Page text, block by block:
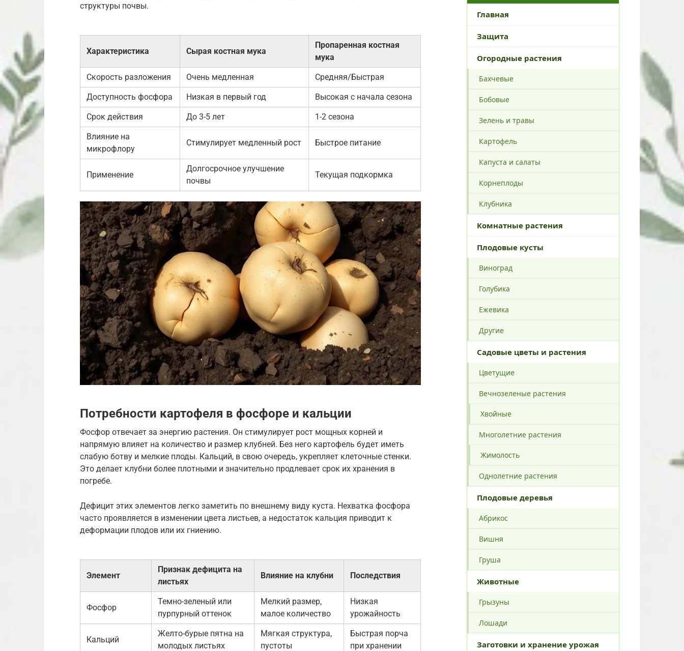
структуры почвы.
Характеристика Сырая костная мука
Пропаренная костная
мука
Скорость разложения Очень медленная Средняя/Быстрая
Доступность фосфора Низкая в первый год Высокая с начала сезона
Срок действия До 3-5 лет 1-2 сезона
Влияние на
микрофлору
Стимулирует медленный рост Быстрое питание
Применение
Долгосрочное улучшение
почвы
Текущая подкормка
Потребности картофеля в фосфоре и кальции
Фосфор отвечает за энергию растения. Он стимулирует рост мощных корней и
напрямую влияет на количество и размер клубней. Без него картофель будет иметь
слабую ботву и мелкие плоды. Кальций, в свою очередь, укрепляет клеточные стенки.
Это делает клубни более плотными и значительно продлевает срок их хранения в
погребе.
Дефицит этих элементов легко заметить по внешнему виду куста. Нехватка фосфора
часто проявляется в изменении цвета листьев, а недостаток кальция приводит к
деформации плодов или их гниению.
Элемент
Признак дефицита на
листьях
Влияние на клубни Последствия
Фосфор
Темно-зеленый или
пурпурный оттенок
Мелкий размер,
малое количество
Низкая
урожайность
Кальций
Желто-бурые пятна на
молодых листьях
Мягкая структура,
пустоты
Быстрая порча
при хранении
Главная
Защита
Огородные растения
Бахчевые
Бобовые
Зелень и травы
Картофель
Капуста и салаты
Корнеплоды
Клубника
Комнатные растения
Плодовые кусты
Виноград
Голубика
Ежевика
Другие
Садовые цветы и растения
Цветущие
Вечнозеленые растения
Хвойные
Многолетние растения
Жимолость
Однолетние растения
Плодовые деревья
Абрикос
Вишня
Груша
Животные
Грызуны
Лошади
Заготовки и хранение урожая